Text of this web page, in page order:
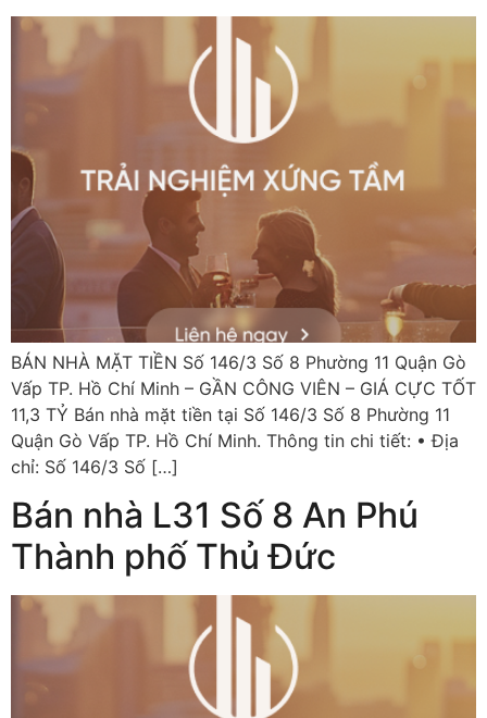
BÁN NHÀ MẶT TIỀN Số 146/3 Số 8 Phường 11 Quận Gò
Vấp TP. Hồ Chí Minh – GẦN CÔNG VIÊN – GIÁ CỰC TỐT
11,3 TỶ Bán nhà mặt tiền tại Số 146/3 Số 8 Phường 11
Quận Gò Vấp TP. Hồ Chí Minh. Thông tin chi tiết: • Địa
chỉ: Số 146/3 Số […]
Bán nhà L31 Số 8 An Phú
Thành phố Thủ Đức